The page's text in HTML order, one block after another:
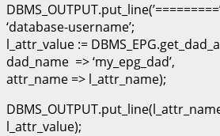
‘database-username’;
l_attr_value :=
dad_name => ‘my_epg_dad’,
attr_name => l_attr_name);
l_attr_value);